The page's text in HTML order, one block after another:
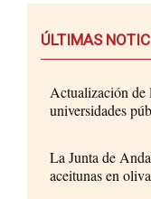
ÚLTIMAS
Actualización de
universidades
La Junta de
aceitunas en